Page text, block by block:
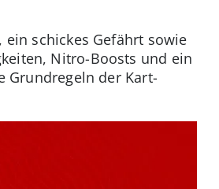
schickes Gefährt sowie
Nitro-Boosts und ein
Grundregeln der Kart-